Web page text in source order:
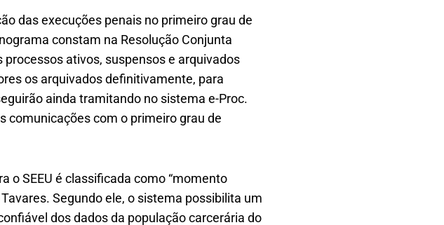
das execuções penais no primeiro grau de
constam na Resolução Conjunta
processos ativos, suspensos e arquivados
os arquivados definitivamente, para
ainda tramitando no sistema e-Proc.
comunicações com o primeiro grau de
o SEEU é classificada como “momento
Segundo ele, o sistema possibilita um
dos dados da população carcerária do